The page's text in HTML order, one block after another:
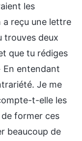
les
a reçu une lettre
trouves deux
que tu rédiges
En entendant
Je me
t-elle les
former ces
beaucoup de